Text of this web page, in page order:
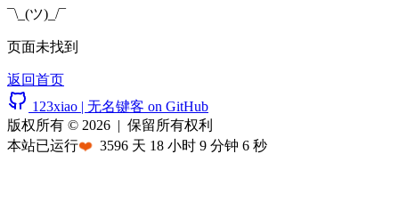
¯\_(ツ)_/¯
页面未找到
返回首页
123xiao | 无名键客 on GitHub
版权所有 © 2026 | 保留所有权利
本站已运行❤️ 3596 天 18 小时 9 分钟 6 秒